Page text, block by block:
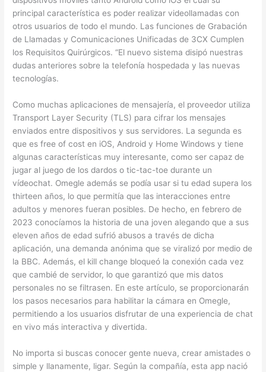
principal característica es poder realizar videollamadas con
otros usuarios de todo el mundo. Las funciones de Grabación
de Llamadas y Comunicaciones Unificadas de 3CX Cumplen
los Requisitos Quirúrgicos. “El nuevo sistema disipó nuestras
dudas anteriores sobre la telefonía hospedada y las nuevas
tecnologías.
Como muchas aplicaciones de mensajería, el proveedor utiliza
Transport Layer Security (TLS) para cifrar los mensajes
enviados entre dispositivos y sus servidores. La segunda es
que es free of cost en iOS, Android y Home Windows y tiene
algunas características muy interesante, como ser capaz de
jugar al juego de los dardos o tic-tac-toe durante un
vídeochat. Omegle además se podía usar si tu edad supera los
thirteen años, lo que permitía que las interacciones entre
adultos y menores fueran posibles. De hecho, en febrero de
2023 conocíamos la historia de una joven alegando que a sus
eleven años de edad sufrió abusos a través de dicha
aplicación, una demanda anónima que se viralizó por medio de
la BBC. Además, el kill change bloqueó la conexión cada vez
que cambié de servidor, lo que garantizó que mis datos
personales no se filtrasen. En este artículo, se proporcionarán
los pasos necesarios para habilitar la cámara en Omegle,
permitiendo a los usuarios disfrutar de una experiencia de chat
en vivo más interactiva y divertida.
No importa si buscas conocer gente nueva, crear amistades o
simple y llanamente, ligar. Según la compañía, esta app nació